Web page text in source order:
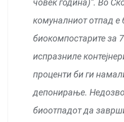
човек година)“. Во
комуналниот отпад е
биокомпостарите за
испразниле
проценти би ги
депонирање.
биоотпадот да